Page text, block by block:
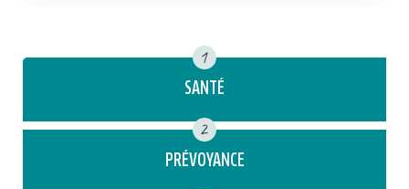
SANTÉ
1
PRÉVOYANCE
2